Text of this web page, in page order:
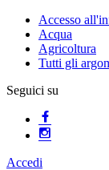
Accesso
Acqua
Agricoltura
Tutti gli
Seguici su
Accedi